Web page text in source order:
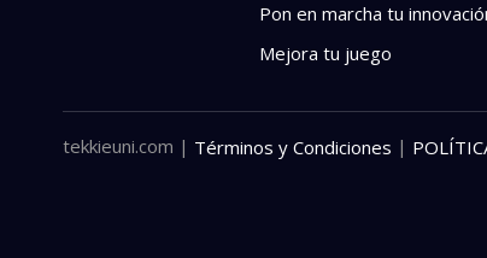
Pon en marcha tu
Mejora tu juego
tekkieuni.com | Términos y Condiciones |